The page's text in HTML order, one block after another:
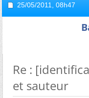
25/05/2011, 08h47
Re :
et sauteur